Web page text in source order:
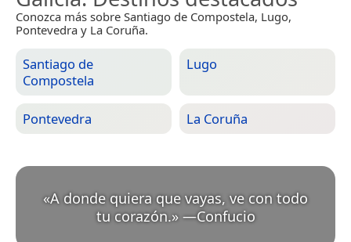
Conozca más sobre Santiago de Compostela, Lugo,
Pontevedra y La Coruña.
Santiago de
Compostela
Lugo
Pontevedra La Coruña
«A donde quiera que vayas, ve con todo
tu corazón.» —Confucio